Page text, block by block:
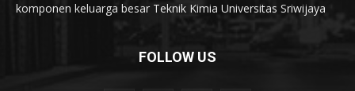
komponen keluarga besar Teknik Kimia Universitas Sriwijaya
FOLLOW US